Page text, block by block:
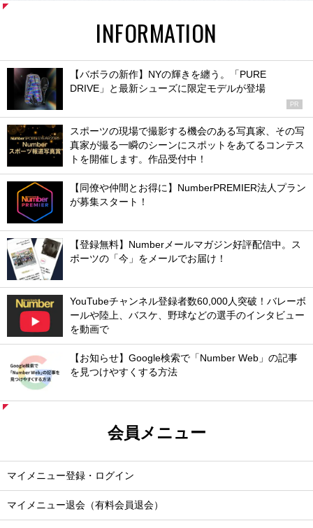
INFORMATION
【バボラの新作】NYの輝きを纏う。「PURE
DRIVE」と最新シューズに限定モデルが登場
PR
スポーツの現場で撮影する機会のある写真家、その写
真家が撮る一瞬のシーンにスポットをあてるコンテス
トを開催します。作品受付中！
【同僚や仲間とお得に】NumberPREMIER法人プラン
が募集スタート！
【登録無料】Numberメールマガジン好評配信中。ス
ポーツの「今」をメールでお届け！
YouTubeチャンネル登録者数60,000人突破！バレーボ
ールや陸上、バスケ、野球などの選手のインタビュー
を動画で
【お知らせ】Google検索で「Number Web」の記事
を見つけやすくする方法
会員メニュー
マイメニュー登録・ログイン
マイメニュー退会（有料会員退会）